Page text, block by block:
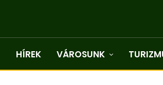
HÍREK VÁROSUNK